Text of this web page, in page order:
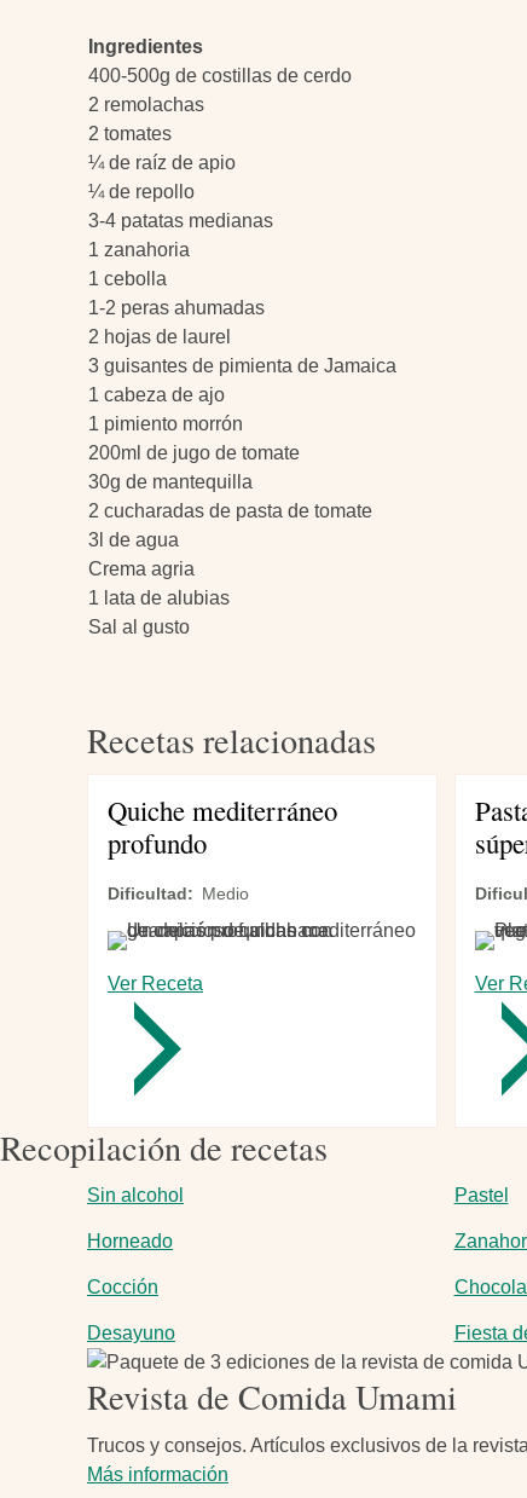
Ingredientes
400-500g de costillas de cerdo
2 remolachas
2 tomates
¼ de raíz de apio
¼ de repollo
3-4 patatas medianas
1 zanahoria
1 cebolla
1-2 peras ahumadas
2 hojas de laurel
3 guisantes de pimienta de Jamaica
1 cabeza de ajo
1 pimiento morrón
200ml de jugo de tomate
30g de mantequilla
2 cucharadas de pasta de tomate
3l de agua
Crema agria
1 lata de alubias
Sal al gusto
Recetas relacionadas
Quiche mediterráneo
profundo
Dificultad Medio
Ver Receta Ver
Recopilación de recetas
Sin alcohol
Horneado
Cocción
Desayuno
Pastel
Fiesta
Imagen
Revista de Comida Umami
Trucos y consejos. Artículos exclusivos de la
Más información